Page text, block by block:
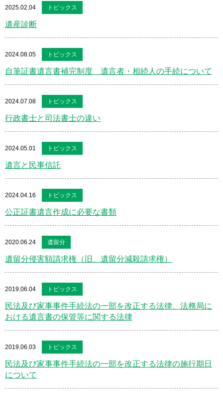
2025.02.04 トピックス
遺産診断
2024.08.05 トピックス
自筆証書遺言書補完制度 遺言者・相続人の手続について
2024.07.08 トピックス
行政書士と司法書士の違い
2024.05.01 トピックス
遺言と民事信託
2024.04.16 トピックス
公正証書遺言作成に必要な書類
2020.06.24 遺留分
遺留分侵害額請求権（旧、遺留分減殺請求権）
2019.06.04 トピックス
民法及び家事事件手続法の一部を改正する法律、法務局に
おける遺言書の保管等に関する法律
2019.06.03 トピックス
民法及び家事事件手続法の一部を改正する法律の施行期日
について